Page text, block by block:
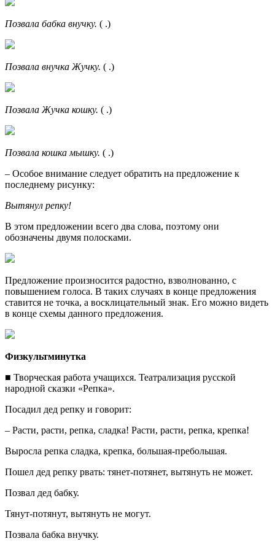
Позвала бабка внучку. ( .)
Позвала внучка Жучку. ( .)
Позвала Жучка кошку. ( .)
Позвала кошка мышку. ( .)
– Особое внимание следует обратить на предложение к
последнему рисунку:
Вытянул репку!
В этом предложении всего два слова, поэтому они
обозначены двумя полосками.
Предложение произносится радостно, взволнованно, с
повышением голоса. В таких случаях в конце предложения
ставится не точка, а восклицательный знак. Его можно видеть
в конце схемы данного предложения.
Физкультминутка
■ Творческая работа учащихся. Театрализация русской
народной сказки «Репка».
Посадил дед репку и говорит:
– Расти, расти, репка, сладка! Расти, расти, репка, крепка!
Выросла репка сладка, крепка, большая-пребольшая.
Пошел дед репку рвать: тянет-потянет, вытянуть не может.
Позвал дед бабку.
Тянут-потянут, вытянуть не могут.
Позвала бабка внучку.